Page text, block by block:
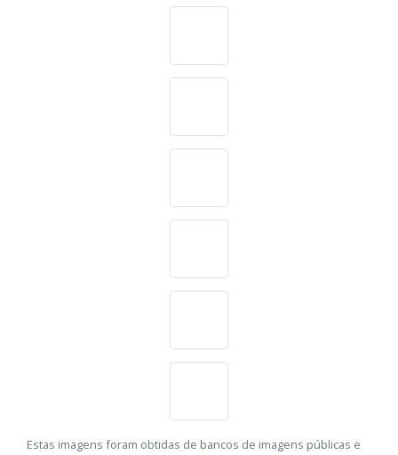
Estas imagens foram obtidas de bancos de imagens públicas e